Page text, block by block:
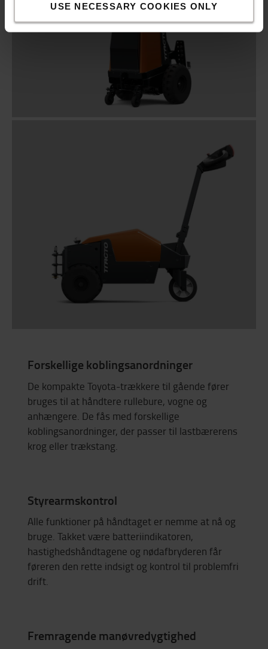
USE NECESSARY COOKIES ONLY
Forskellige koblingsanordninger
De kompakte Toyota-trækkere til gående fører
bruges til at håndtere rullebure, vogne og
anhængere. De fås med forskellige
koblingsanordninger, der passer til lastbærerens
krog eller trækstang.
Styrearmskontrol
Alle funktioner på håndtaget er nemme at nå og
bruge. Takket være batteriindikatoren,
hastighedshåndtagene og nødafbryderen får
føreren den rette indsigt og kontrol til problemfri
drift.
Fremragende manøvredygtighed